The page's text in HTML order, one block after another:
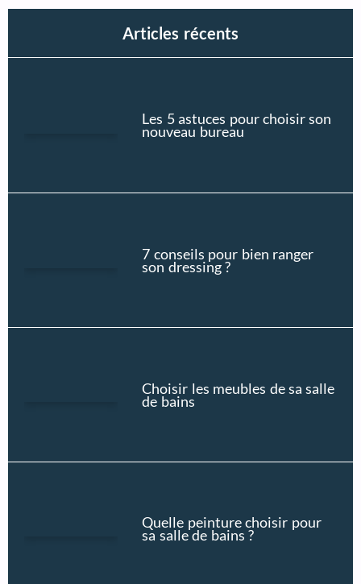
Articles récents
Les 5 astuces pour choisir son
nouveau bureau
7 conseils pour bien ranger
son dressing ?
Choisir les meubles de sa salle
de bains
Quelle peinture choisir pour
sa salle de bains ?